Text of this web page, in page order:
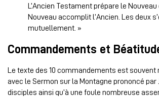
L’Ancien Testament prépare le Nouveau
Nouveau accomplit l’Ancien. Les deux
mutuellement. »
Commandements et
Le texte des 10 commandements est
avec le Sermon sur la Montagne prononcé par
disciples ainsi qu’à une foule nombreuse